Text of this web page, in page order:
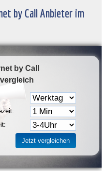
by Call Anbieter im
by Call